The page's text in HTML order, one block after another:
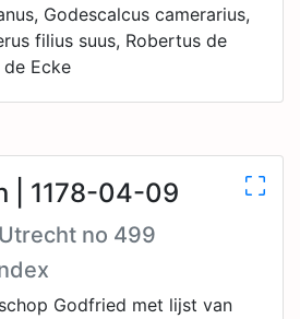
Godescalcus camerarius,
filius suus, Robertus de
de Ecke
| 1178-04-09
no 499
Godfried met lijst van